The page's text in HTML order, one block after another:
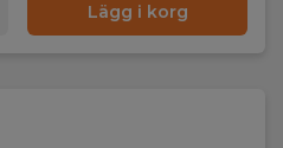
Lägg i korg